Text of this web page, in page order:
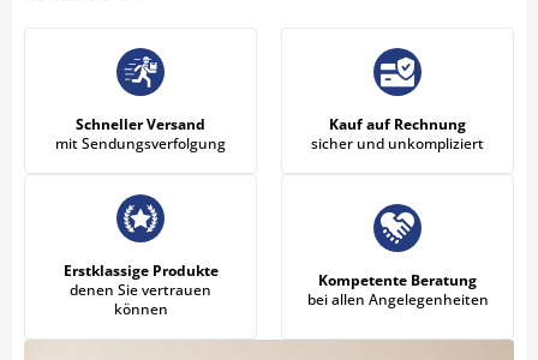
Schneller Versand
mit Sendungsverfolgung
Kauf auf Rechnung
sicher und unkompliziert
Erstklassige Produkte
denen Sie vertrauen
können
Kompetente Beratung
bei allen Angelegenheiten